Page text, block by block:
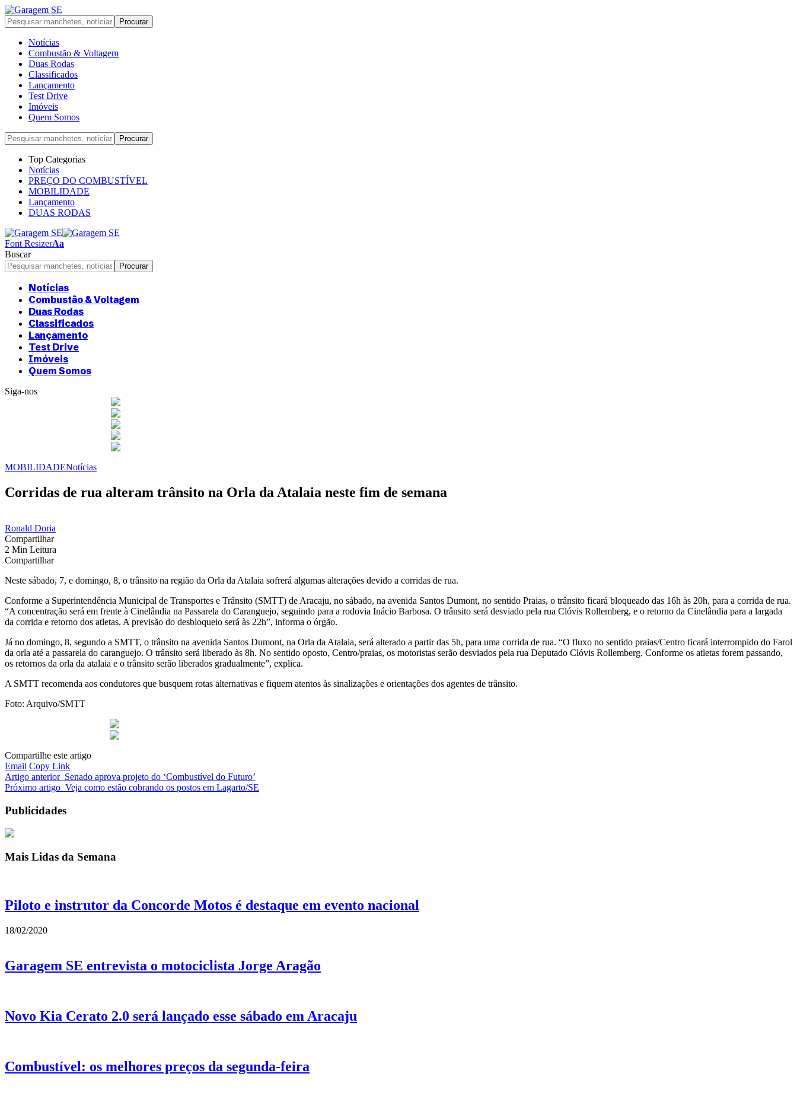
Notícias
Combustão & Voltagem
Duas Rodas
Classificados
Lançamento
Test Drive
Imóveis
Quem Somos
Top Categorias
Notícias
PREÇO DO COMBUSTÍVEL
MOBILIDADE
Lançamento
DUAS RODAS
Font ResizerAa
Buscar
Notícias
Combustão & Voltagem
Duas Rodas
Classificados
Lançamento
Test Drive
Imóveis
Quem Somos
Siga-nos
MOBILIDADENotícias
Corridas de rua alteram trânsito na Orla da Atalaia neste fim de semana
Ronald Doria
Compartilhar
2 Min Leitura
Compartilhar
Neste sábado, 7, e domingo, 8, o trânsito na região da Orla da Atalaia sofrerá algumas alterações devido a corridas de rua.
Conforme a Superintendência Municipal de Transportes e Trânsito (SMTT) de Aracaju, no sábado, na avenida Santos Dumont, no sentido Praias, o trânsito ficará bloqueado das 16h às 20h, para a corrida de rua.
“A concentração será em frente à Cinelândia na Passarela do Caranguejo, seguindo para a rodovia Inácio Barbosa. O trânsito será desviado pela rua Clóvis Rollemberg, e o retorno da Cinelândia para a largada
da corrida e retorno dos atletas. A previsão do desbloqueio será às 22h”, informa o órgão.
Já no domingo, 8, segundo a SMTT, o trânsito na avenida Santos Dumont, na Orla da Atalaia, será alterado a partir das 5h, para uma corrida de rua. “O fluxo no sentido praias/Centro ficará interrompido do Farol
da orla até a passarela do caranguejo. O trânsito será liberado às 8h. No sentido oposto, Centro/praias, os motoristas serão desviados pela rua Deputado Clóvis Rollemberg. Conforme os atletas forem passando,
os retornos da orla da atalaia e o trânsito serão liberados gradualmente”, explica.
A SMTT recomenda aos condutores que busquem rotas alternativas e fiquem atentos às sinalizações e orientações dos agentes de trânsito.
Foto: Arquivo/SMTT
Compartilhe este artigo
Email Copy Link
Artigo anterior Senado aprova projeto do ‘Combustível do Futuro’
Próximo artigo Veja como estão cobrando os postos em Lagarto/SE
Publicidades
Mais Lidas da Semana
Piloto e instrutor da Concorde Motos é destaque em evento nacional
18/02/2020
Garagem SE entrevista o motociclista Jorge Aragão
Novo Kia Cerato 2.0 será lançado esse sábado em Aracaju
Combustível: os melhores preços da segunda-feira